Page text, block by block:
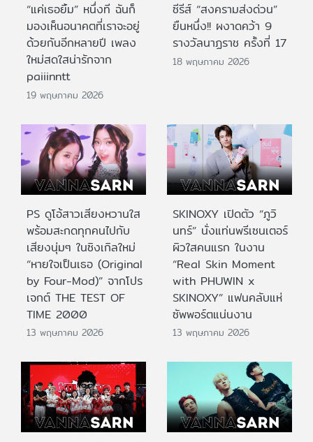
“แค่เธอยิ้ม” หนึ่งที ฉันก็
มองเห็นอนาคตที่เราจะอยู่
ด้วยกันอีกหลายปี เพลง
ใหม่สดใสน่ารักจาก
paiiinntt
19 พฤษภาคม 2026
ซีรีส์ “สงครามส่งด่วน”
ยืนหนึ่ง!! ผงาดคว้า 9
รางวัลนาฏราช ครั้งที่ 17
18 พฤษภาคม 2026
PS ดูโอ้สาวเสียงหวานใส
พร้อมสะกดทุกคนไปกับ
เสียงนุ่มๆ ในซิงเกิลใหม่
“หายใจเป็นเธอ (Original
by Four-Mod)” จากโปร
เจกต์ THE TEST OF
TIME 2000
13 พฤษภาคม 2026
SKINOXY เปิดตัว “ภูวิ
นทร์” นั่งแท่นพรีเซนเตอร์
ผิวใสคนแรก ในงาน
“Real Skin Moment
with PHUWIN x
SKINOXY” แฟนคลับแห่
ซัพพอร์ตแน่นงาน
13 พฤษภาคม 2026